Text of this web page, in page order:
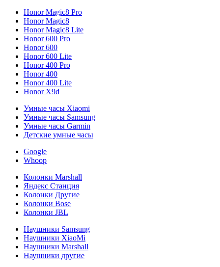
Honor Magic8 Pro
Honor Magic8
Honor Magic8 Lite
Honor 600 Pro
Honor 600
Honor 600 Lite
Honor 400 Pro
Honor 400
Honor 400 Lite
Honor X9d
Умные часы Xiaomi
Умные часы Samsung
Умные часы Garmin
Детские умные часы
Google
Whoop
Колонки Marshall
Яндекс Станция
Колонки Другие
Колонки Bose
Колонки JBL
Наушники Samsung
Наушники XiaoMi
Наушники Marshall
Наушники другие